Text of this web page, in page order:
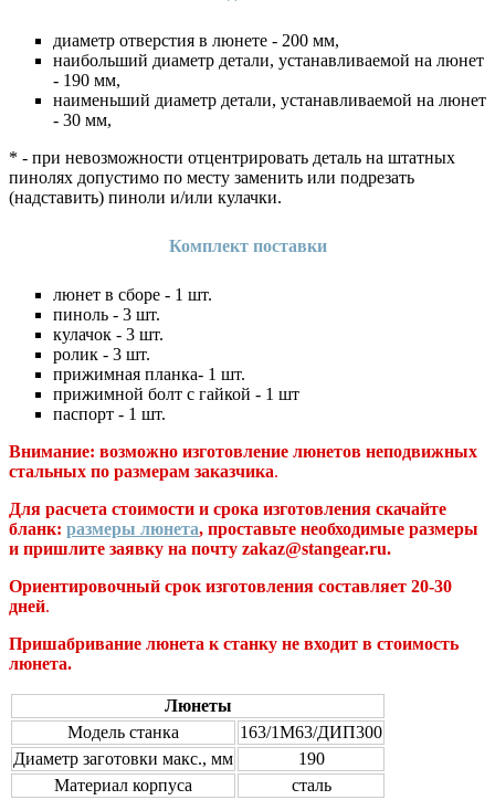
диаметр отверстия в люнете - 200 мм,
наибольший диаметр детали, устанавливаемой на люнет
- 190 мм,
наименьший диаметр детали, устанавливаемой на люнет
- 30 мм,
* - при невозможности отцентрировать деталь на штатных
пинолях допустимо по месту заменить или подрезать
(надставить) пиноли и/или кулачки.
Комплект поставки
люнет в сборе - 1 шт.
пиноль - 3 шт.
кулачок - 3 шт.
ролик - 3 шт.
прижимная планка- 1 шт.
прижимной болт с гайкой - 1 шт
паспорт - 1 шт.
Внимание: возможно изготовление люнетов неподвижных
стальных по размерам заказчика.
Для расчета стоимости и срока изготовления скачайте
бланк: размеры люнета, проставьте необходимые размеры
и пришлите заявку на почту zakaz@stangear.ru.
Ориентировочный срок изготовления составляет 20-30
дней.
Пришабривание люнета к станку не входит в стоимость
люнета.
Люнеты
Модель станка
163/1М63/ДИП300
Диаметр заготовки макс., мм
190
Материал корпуса
сталь